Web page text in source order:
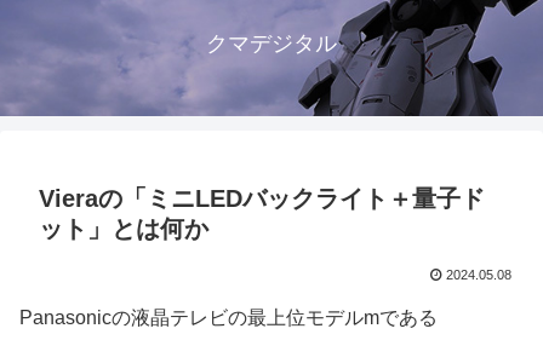
クマデジタル
Vieraの「ミニLEDバックライト＋量子ド
ット」とは何か
2024.05.08
Panasonicの液晶テレビの最上位モデルmである